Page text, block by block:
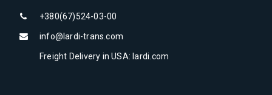
+380(67)524-03-00
info@lardi-trans.com
Freight Delivery in USA: lardi.com